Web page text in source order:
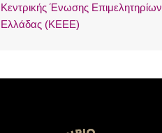
Κεντρικής Ένωσης Επιμελητηρίων
Ελλάδας (ΚΕΕΕ)